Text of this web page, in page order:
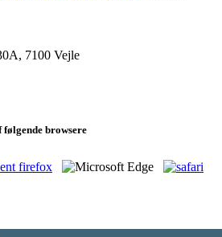
7100 Vejle
browsere